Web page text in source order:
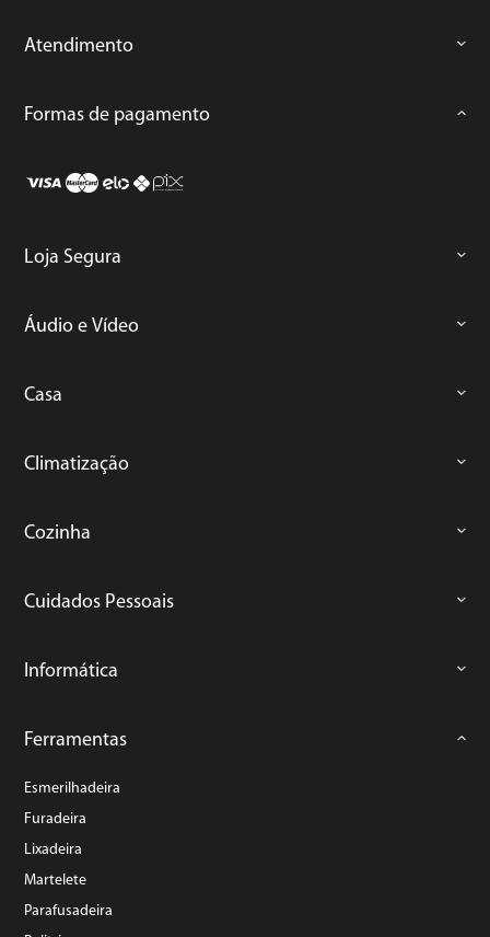
Atendimento
Formas de pagamento
Loja Segura
Áudio e Vídeo
Casa
Climatização
Cozinha
Cuidados Pessoais
Informática
Ferramentas
Esmerilhadeira
Furadeira
Lixadeira
Martelete
Parafusadeira